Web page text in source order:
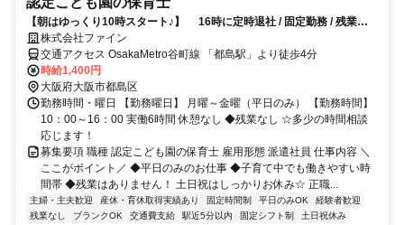
【朝はゆっくり10時スタート♪】 16時に定時退社 / 固定勤務 / 残業な
し☆株式会社ファイン
交通アクセス OsakaMetro谷町線 「都島駅」より徒歩4分
時給1,400円
大阪府大阪市都島区
勤務時間・曜日 【勤務曜日】 月曜～金曜（平日のみ） 【勤務時間】
10：00～16：00 実働6時間 休憩なし ◆残業なし ☆多少の時間相談
応じます！
募集要項 職種 認定こども園の保育士 雇用形態 派遣社員 仕事内容 ＼
ここがポイント／ ◆平日のみのお仕事 ◆子育て中でも働きやすい時
間帯 ◆残業はありません！ 土日祝はしっかりお休み☆ 正職...
主婦・主夫歓迎 産休・育休取得実績あり 固定時間制 平日のみOK
経験者歓迎
残業なし
ブランクOK 交通費支給 駅近5分以内 固定シフト制 土日祝休み